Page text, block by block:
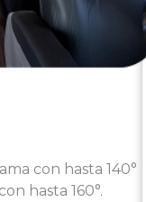
con hasta 140°
hasta 160°.